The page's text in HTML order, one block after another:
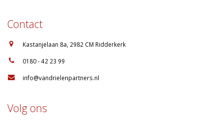
Contact
Kastanjelaan 8a, 2982 CM Ridderkerk
0180 - 42 23 99
info@vandrielenpartners.nl
Volg ons